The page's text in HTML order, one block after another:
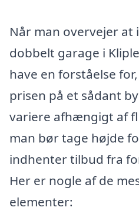
Når man overvejer at
dobbelt garage i
have en forståelse
prisen på et sådant
variere afhængigt af
man bør tage højde
indhenter tilbud fra
Her er nogle af de
elementer: